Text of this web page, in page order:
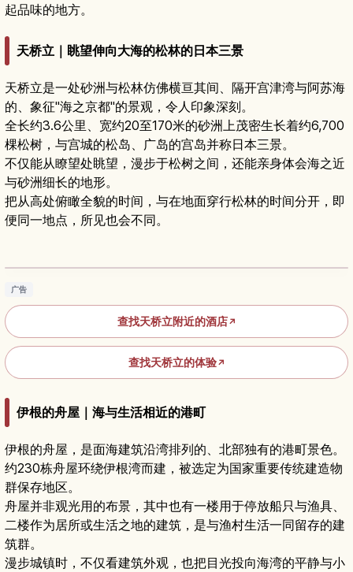
起品味的地方。
天桥立｜眺望伸向大海的松林的日本三景
天桥立是一处砂洲与松林仿佛横亘其间、隔开宫津湾与阿苏海
的、象征"海之京都"的景观，令人印象深刻。
全长约3.6公里、宽约20至170米的砂洲上茂密生长着约6,700
棵松树，与宫城的松岛、广岛的宫岛并称日本三景。
不仅能从瞭望处眺望，漫步于松树之间，还能亲身体会海之近
与砂洲细长的地形。
把从高处俯瞰全貌的时间，与在地面穿行松林的时间分开，即
便同一地点，所见也会不同。
广告
查找天桥立附近的酒店↗
查找天桥立的体验↗
伊根的舟屋｜海与生活相近的港町
伊根的舟屋，是面海建筑沿湾排列的、北部独有的港町景色。
约230栋舟屋环绕伊根湾而建，被选定为国家重要传统建造物
群保存地区。
舟屋并非观光用的布景，其中也有一楼用于停放船只与渔具、
二楼作为居所或生活之地的建筑，是与渔村生活一同留存的建
筑群。
漫步城镇时，不仅看建筑外观，也把目光投向海湾的平静与小